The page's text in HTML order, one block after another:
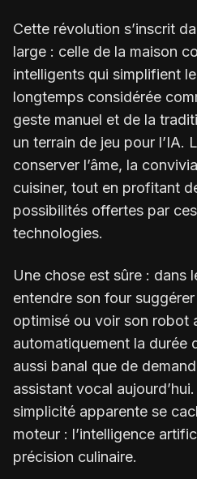
Cette révolution s’inscrit
large : celle de la maison
intelligents qui simplifient
longtemps considérée
geste manuel et de la
un terrain de jeu pour l’IA.
conserver l’âme, la
cuisiner, tout en profitant
possibilités offertes par
technologies.
Une chose est sûre : dans
entendre son four
optimisé ou voir son robot
automatiquement la durée
aussi banal que de
assistant vocal
simplicité apparente se
moteur : l’intelligence
précision culinaire.